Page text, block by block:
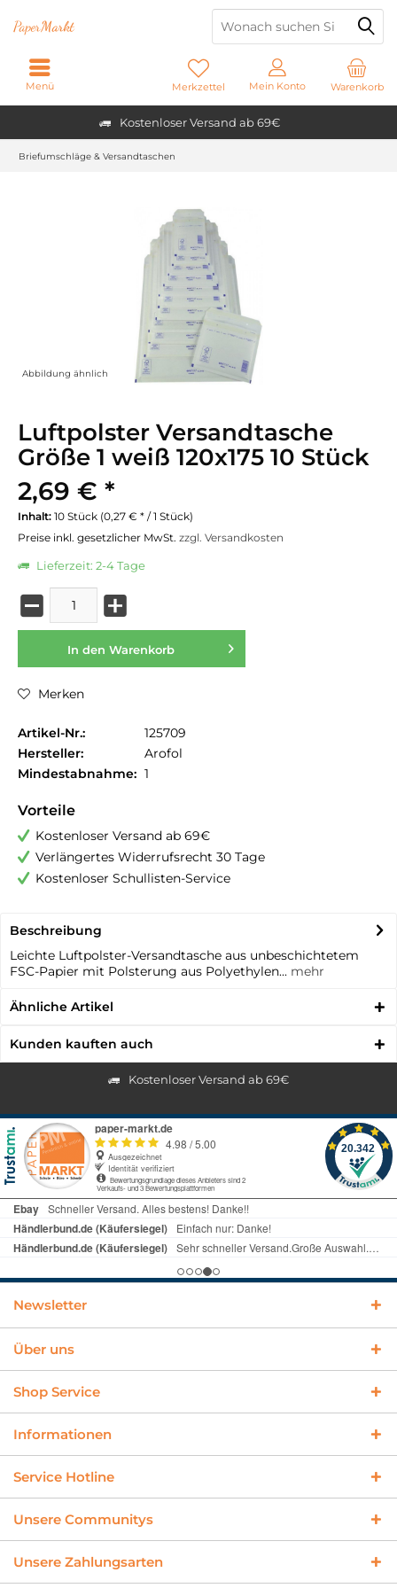
Kostenloser Versand ab 69€
PaperMarkt
Warenkorb
Merkzettel Mein Konto
Menü
Briefumschläge & Versandtaschen
Abbildung ähnlich
Luftpolster Versandtasche
Größe 1 weiß 120x175 10 Stück
2,69 € *
Inhalt: 10 Stück (0,27 € * / 1 Stück)
Preise inkl. gesetzlicher MwSt. zzgl. Versandkosten
Lieferzeit: 2-4 Tage
In den Warenkorb
Merken
Artikel-Nr.:
125709
Hersteller:
Arofol
Mindestabnahme: 1
Vorteile
Kostenloser Versand ab 69€
Verlängertes Widerrufsrecht 30 Tage
Kostenloser Schullisten-Service
Beschreibung
Leichte Luftpolster-Versandtasche aus unbeschichtetem
FSC-Papier mit Polsterung aus Polyethylen... mehr
Ähnliche Artikel
Kunden kauften auch
Kostenloser Versand ab 69€
Newsletter
Über uns
Shop Service
Informationen
Service Hotline
Unsere Communitys
Unsere Zahlungsarten